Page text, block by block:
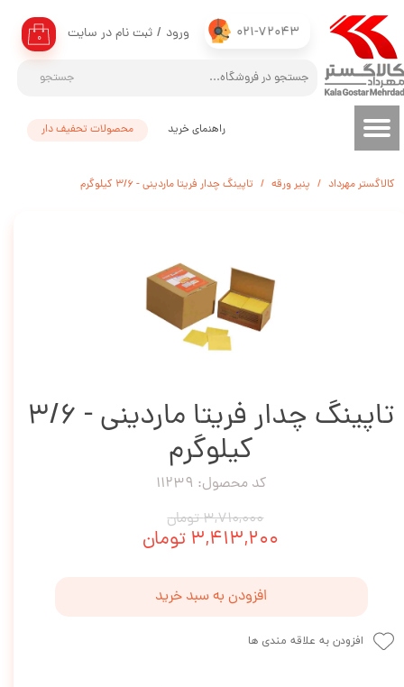
021-72043
جستجو
۰ ورود / ثبت نام در سایت
حساب کاربری من
تغییر گذر واژه
سفارشات
محصولات تحفیف دار راهنمای خرید
کالاگستر مهرداد پنیر ورقه تاپینگ چدار فریتا ماردینی - 3/6 کیلوگرم
تاپینگ چدار فریتا ماردینی - 3/6
کیلوگرم
کد محصول: 11239
۳,۷۱۰,۰۰۰ تومان
۳,۴۱۳,۲۰۰ تومان
افزودن به سبد خرید
افزودن به علاقه مندی ها